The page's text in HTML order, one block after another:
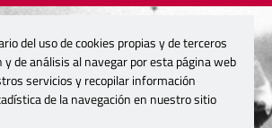
del uso de cookies propias y de terceros
y de análisis al navegar por esta página web
servicios y recopilar información
de la navegación en nuestro sitio